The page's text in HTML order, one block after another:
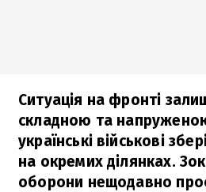
Ситуація на фронті
складною та
українські військові
на окремих ділянках.
оборони нещодавно